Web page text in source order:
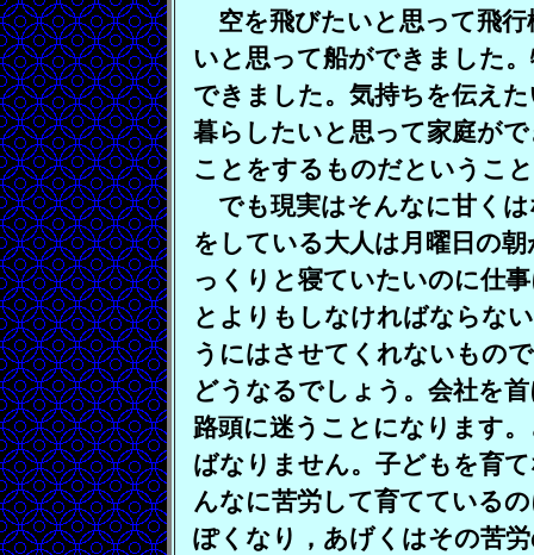
空を飛びたいと思って飛行
いと思って船ができました
できました。気持ちを伝え
暮らしたいと思って家庭が
ことをするものだというこ
でも現実はそんなに甘く
をしている大人は月曜日の
っくりと寝ていたいのに仕
とよりもしなければならな
うにはさせてくれないもの
どうなるでしょう。会社を
路頭に迷うことになります
ばなりません。子どもを育
んなに苦労して育てている
ぽくなり，あげくはその苦